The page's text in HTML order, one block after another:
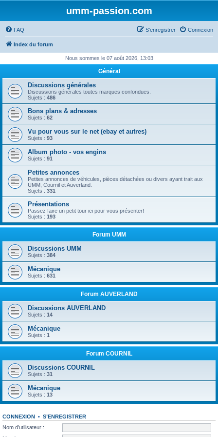
umm-passion.com
FAQ Connexion
S’enregistrer
Index du forum
Nous sommes le 07 août 2026, 13:03
Général
Discussions générales
Discussions générales toutes marques confondues.
Sujets : 486
Bons plans & adresses
Sujets : 62
Vu pour vous sur le net (ebay et autres)
Sujets : 93
Album photo - vos engins
Sujets : 91
Petites annonces
Petites annonces de véhicules, pièces détachées ou divers ayant trait aux
UMM, Cournil et Auverland.
Sujets : 331
Présentations
Passez faire un petit tour ici pour vous présenter!
Sujets : 193
Forum UMM
Discussions UMM
Sujets : 384
Mécanique
Sujets : 631
Forum AUVERLAND
Discussions AUVERLAND
Sujets : 14
Mécanique
Sujets : 1
Forum COURNIL
Discussions COURNIL
Sujets : 31
Mécanique
Sujets : 13
CONNEXION • S’ENREGISTRER
Nom d’utilisateur :